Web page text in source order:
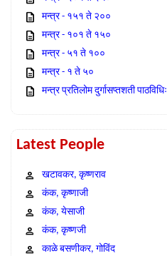
मन्त्र - १५१ ते २००
मन्त्र - १०१ ते १५०
मन्त्र - ५१ ते १००
मन्त्र - १ ते ५०
मन्त्र प्रतिलोम दुर्गासप्तशती पाठविधिः
Latest People
खटावकर, कृष्णराव
कंक, कृष्णाजी
कंक, येसाजी
कंक, कृष्णजी
काळे बसणीकर, गोविंद